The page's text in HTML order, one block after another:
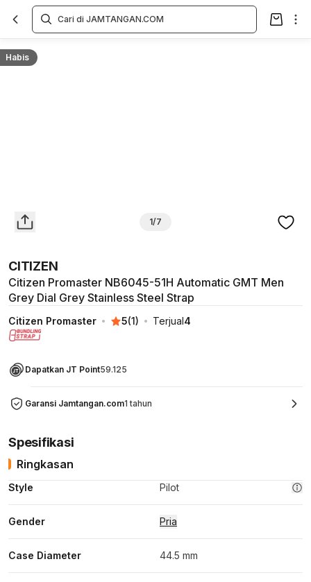
Habis
1/7
CITIZEN
Citizen Promaster NB6045-51H Automatic GMT Men
Grey Dial Grey Stainless Steel Strap
Citizen Promaster 5(1) Terjual4
Dapatkan JT Point59.125
Garansi Jamtangan.com1 tahun
Overview
Spesifikasi
Ringkasan
Style Pilot
Gender Pria
Case Diameter 44.5 mm